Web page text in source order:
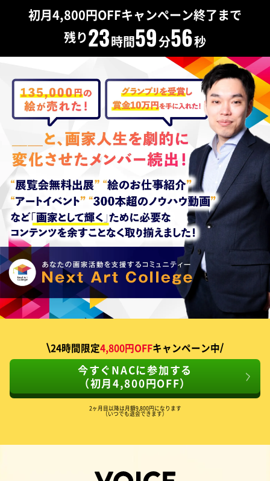
初月4,800円OFFキャンペーン終了まで
残り23時間59分54秒
24時間限定4,800円OFFキャンペーン中
今すぐNACに参加する
（初月4,800円OFF）
2ヶ月目以降は月額9,800円になります
（いつでも退会できます）